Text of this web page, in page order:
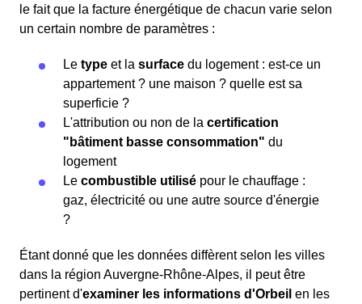
le fait que la facture énergétique de chacun varie selon
un certain nombre de paramètres :
Le type et la surface du logement : est-ce un
appartement ? une maison ? quelle est sa
superficie ?
L'attribution ou non de la certification
"bâtiment basse consommation" du
logement
Le combustible utilisé pour le chauffage :
gaz, électricité ou une autre source d'énergie
?
Étant donné que les données diffèrent selon les villes
dans la région Auvergne-Rhône-Alpes, il peut être
pertinent d'examiner les informations d'Orbeil en les